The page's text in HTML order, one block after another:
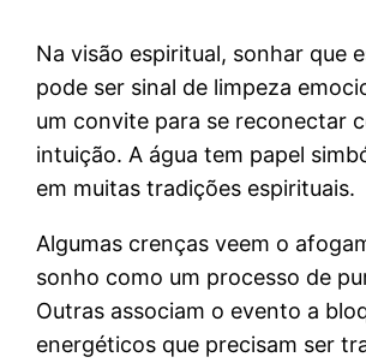
Na visão espiritual, sonhar que
pode ser sinal de limpeza
um convite para se reconectar
intuição. A água tem papel
em muitas tradições espirituais.
Algumas crenças veem o
sonho como um processo de
Outras associam o evento a
energéticos que precisam ser